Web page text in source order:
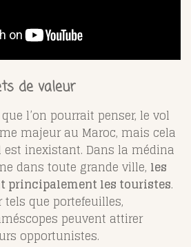
de valeur
l’on pourrait penser, le vol
majeur au Maroc, mais cela
est inexistant. Dans la médina
dans toute grande ville, les
principalement les touristes.
tels que portefeuilles,
peuvent attirer
opportunistes.